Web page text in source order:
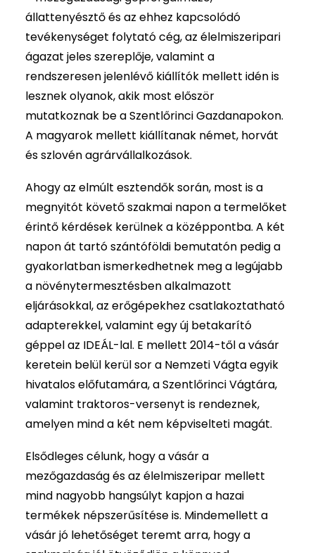
állattenyésztő és az ehhez kapcsolódó
tevékenységet folytató cég, az élelmiszeripari
ágazat jeles szereplője, valamint a
rendszeresen jelenlévő kiállítók mellett idén is
lesznek olyanok, akik most először
mutatkoznak be a Szentlőrinci Gazdanapokon.
A magyarok mellett kiállítanak német, horvát
és szlovén agrárvállalkozások.
Ahogy az elmúlt esztendők során, most is a
megnyitót követő szakmai napon a termelőket
érintő kérdések kerülnek a középpontba. A két
napon át tartó szántóföldi bemutatón pedig a
gyakorlatban ismerkedhetnek meg a legújabb
a növénytermesztésben alkalmazott
eljárásokkal, az erőgépekhez csatlakoztatható
adapterekkel, valamint egy új betakarító
géppel az IDEÁL-lal. E mellett 2014-től a vásár
keretein belül kerül sor a Nemzeti Vágta egyik
hivatalos előfutamára, a Szentlőrinci Vágtára,
valamint traktoros-versenyt is rendeznek,
amelyen mind a két nem képviselteti magát.
Elsődleges célunk, hogy a vásár a
mezőgazdaság és az élelmiszeripar mellett
mind nagyobb hangsúlyt kapjon a hazai
termékek népszerűsítése is. Mindemellett a
vásár jó lehetőséget teremt arra, hogy a